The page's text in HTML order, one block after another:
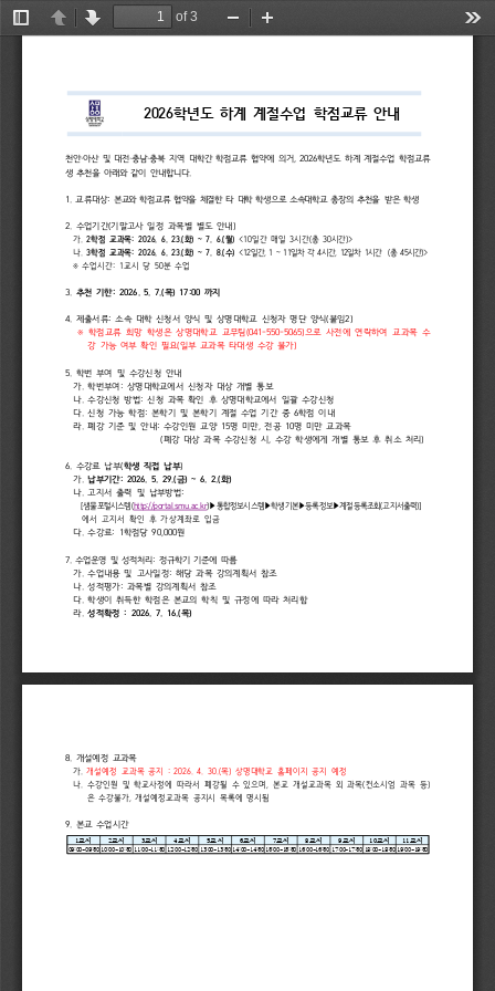
TogglePreviousNext
of 3
Zoom
2026 학년도 하계 계절수업 학점교류 안내
천안 ·아산 및 대전 ·충남 ·충북 지역 대학간 학점교류 협약에 의거 , 2026 학년도 하계 계절수업
학점교류
생 추천을 아래와 같이 안내합니다 .
1. 교류대상 : 본교와 학점교류 협약을 체결한 타 대학 학생으로 소속대학교 총장의 추천을 받은 학생
2. 수업기간(기말고사 일정 과목별 별도 안내 )
가. 2학점 교과목: 2026. 6. 23.( 화) ~ 7. 6.(월) <10일간 매일 3시간(총 30시간)>
나. 3학점 교과목: 2026. 6. 23.( 화) ~ 7. 8.(수) <12 일간 , 1 ~ 11 일차 각 4시간 , 12 일차 1시간 (총 45 시간
)>
※ 수업시간: 1교시 당 50분 수업
3. 추천 기한: 2026. 5. 7.(목) 17:00 까지
4. 제출서류: 소속 대학 신청서 양식 및 상명대학교 신청자 명단 양식(붙임2)
※ 학점교류 희망 학생은 상명대학교 교무팀(041-550-5065)으로 사전에 연락하여 교과목 수
강 가능 여부 확인 필요(일부 교과목 타대생 수강 불가)
5. 학번 부여 및 수강신청 안내
가. 학번부여 : 상명대학교에서 신청자 대상 개별 통보
나. 수강신청 방법: 신청 과목 확인 후 상명대학교에서 일괄 수강신청
다. 신청 가능 학점: 본학기 및 본학기 계절 수업 기간 중 6학점 이내
라. 폐강 기준 및 안내 : 수강인원 교양 15명 미만, 전공 10명 미만 교과목
(폐강 대상 과목 수강신청 시 , 수강 학생에게 개별 통보 후 취소 처리)
6. 수강료 납부(학생 직접 납부)
가. 납부기간: 2026. 5. 29.(금) ~ 6. 2.(화)
나. 고지서 출력 및 납부방법:
[샘물포털시스템 (http://portal.smu.ac.kr )▶통합정보시스템 ▶학생기본 ▶등록정보 ▶계절등록조회 (고지서출력
)]
에서
고지서 확인 후 가상계좌로 입금
다. 수강료: 1학점당 90,000원
7. 수업운영 및 성적처리 : 정규학기 기준에
따름
가. 수업내용 및 고사일정: 해당 과목 강의계획서 참조
나. 성적평가: 과목별 강의계획서 참조
다. 학생이 취득한 학점은 본교의 학칙 및 규정에 따라 처리함
라. 성적확정 : 2026. 7. 16.(목)
8. 개설예정 교과목
가. 개설예정 교과목 공지 : 2026. 4. 30.(목) 상명대학교 홈페이지 공지
예정
나. 수강인원 및 학교사정에 따라서 폐강될 수 있으며, 본교 개설교과목 외 과목(컨소시엄 과목 등)
은 수강불가, 개설예정교과목 공지시 목록에 명시됨
9. 본교 수업시간
1교시 2교시 3교시 4교시 5교시 6교시 7교시 8교시 9교시 10교시 11교시
09:00-09:50
10:00-10:50 11:00-11:50 12:00-12:50 13:00-13:50 14:00-14:50 15:00-15:50 16:00-16:50 17:00-17:50 18:00-18:50 19:00-19:50